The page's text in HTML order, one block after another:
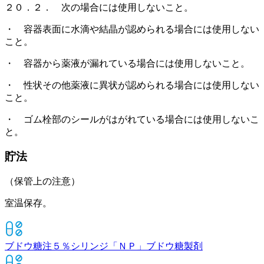
２０．２． 次の場合には使用しないこと。
・ 容器表面に水滴や結晶が認められる場合には使用しない
こと。
・ 容器から薬液が漏れている場合には使用しないこと。
・ 性状その他薬液に異状が認められる場合には使用しない
こと。
・ ゴム栓部のシールがはがれている場合には使用しないこ
と。
貯法
（保管上の注意）
室温保存。
ブドウ糖注５％シリンジ「ＮＰ」 ブドウ糖製剤